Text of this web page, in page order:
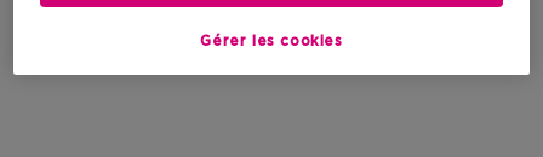
Gérer les cookies